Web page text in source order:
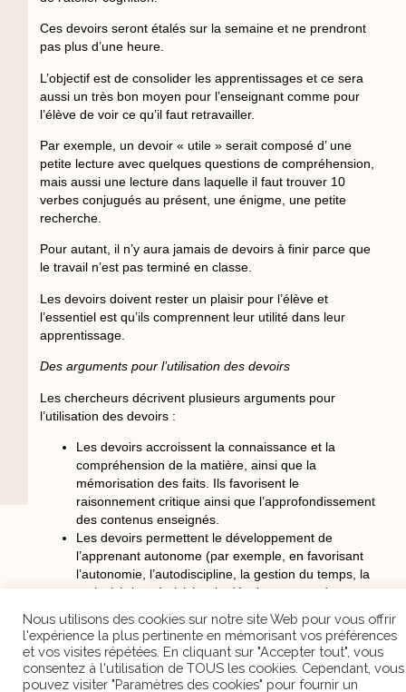
Ces devoirs seront étalés sur la semaine et ne prendront
pas plus d’une heure.
L’objectif est de consolider les apprentissages et ce sera
aussi un très bon moyen pour l’enseignant comme pour
l’élève de voir ce qu’il faut retravailler.
Par exemple, un devoir « utile » serait composé d’ une
petite lecture avec quelques questions de compréhension,
mais aussi une lecture dans laquelle il faut trouver 10
verbes conjugués au présent, une énigme, une petite
recherche.
Pour autant, il n’y aura jamais de devoirs à finir parce que
le travail n’est pas terminé en classe.
Les devoirs doivent rester un plaisir pour l’élève et
l’essentiel est qu’ils comprennent leur utilité dans leur
apprentissage.
Des arguments pour l’utilisation des devoirs
Les chercheurs décrivent plusieurs arguments pour
l’utilisation des devoirs :
Les devoirs accroissent la connaissance et la
compréhension de la matière, ainsi que la
mémorisation des faits. Ils favorisent le
raisonnement critique ainsi que l’approfondissement
des contenus enseignés.
Les devoirs permettent le développement de
l’apprenant autonome (par exemple, en favorisant
l’autonomie, l’autodiscipline, la gestion du temps, la
curiosité, la créativité et le développement de
Les devoirs sont avantageux en ceci qu’ils allègent
les contraintes de temps et permettent d’exploiter
des ressources non accessibles au sein des
établissements, ce qui permet ainsi de répondre aux
Nous utilisons des cookies sur notre site Web pour vous
préférences et vos visites répétées. En cliquant sur
"Accepter tout", vous consentez à l'utilisation de TOUS les
cookies. Cependant, vous pouvez visiter "Paramètres des
cookies" pour fournir un consentement contrôlé.
Cookie Settings Accepter tout